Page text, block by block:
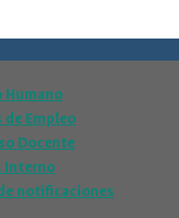
Humano
de Empleo
Docente
Interno
notificaciones